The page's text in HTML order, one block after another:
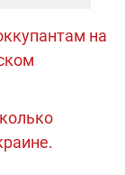
на